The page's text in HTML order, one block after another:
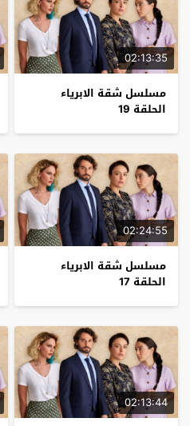
02:13:35
مسلسل شقة الابرياء
الحلقة 19
02:24:55
مسلسل شقة الابرياء
الحلقة 17
02:13:44